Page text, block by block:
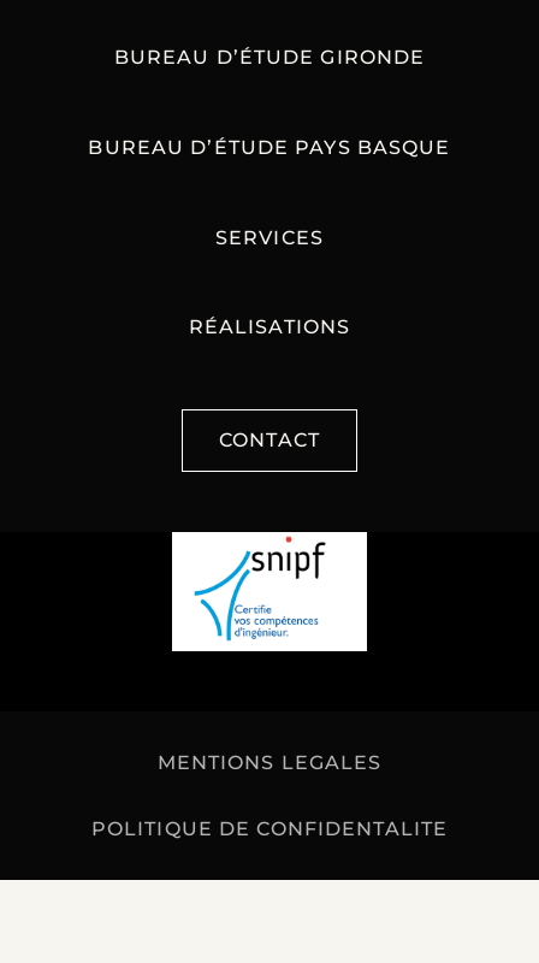
BUREAU D’ÉTUDE GIRONDE
BUREAU D’ÉTUDE PAYS BASQUE
SERVICES
RÉALISATIONS
CONTACT
MENTIONS LEGALES
POLITIQUE DE CONFIDENTALITE